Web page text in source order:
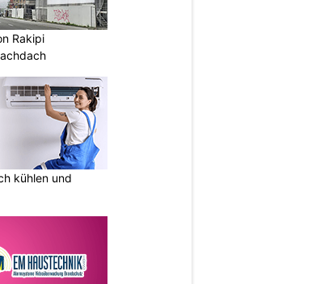
Rakipi
kühlen und